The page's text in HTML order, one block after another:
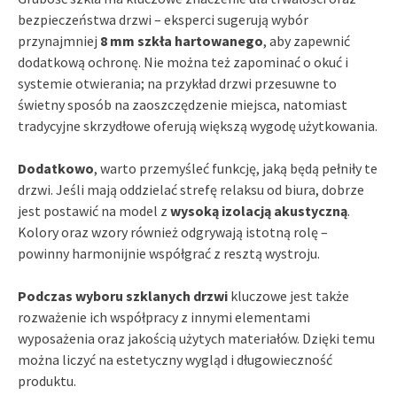
bezpieczeństwa drzwi – eksperci sugerują wybór
przynajmniej 8 mm szkła hartowanego, aby zapewnić
dodatkową ochronę. Nie można też zapominać o okuć i
systemie otwierania; na przykład drzwi przesuwne to
świetny sposób na zaoszczędzenie miejsca, natomiast
tradycyjne skrzydłowe oferują większą wygodę użytkowania.
Dodatkowo, warto przemyśleć funkcję, jaką będą pełniły te
drzwi. Jeśli mają oddzielać strefę relaksu od biura, dobrze
jest postawić na model z wysoką izolacją akustyczną.
Kolory oraz wzory również odgrywają istotną rolę –
powinny harmonijnie współgrać z resztą wystroju.
Podczas wyboru szklanych drzwi kluczowe jest także
rozważenie ich współpracy z innymi elementami
wyposażenia oraz jakością użytych materiałów. Dzięki temu
można liczyć na estetyczny wygląd i długowieczność
produktu.